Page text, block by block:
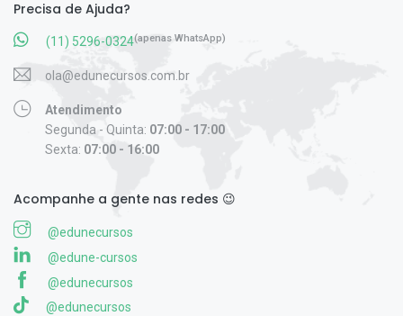
Precisa de Ajuda?
(11) 5296-0324(apenas WhatsApp)
ola@edunecursos.com.br
Atendimento
Segunda - Quinta: 07:00 - 17:00
Sexta: 07:00 - 16:00
Acompanhe a gente nas redes 😉
@edunecursos
@edune-cursos
@edunecursos
@edunecursos